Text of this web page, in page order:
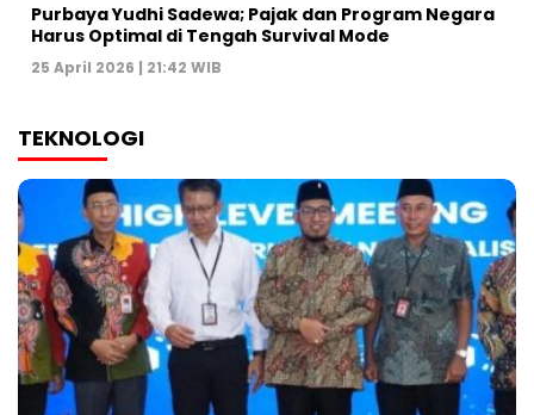
Purbaya Yudhi Sadewa; Pajak dan Program Negara
Harus Optimal di Tengah Survival Mode
25 April 2026 | 21:42 WIB
TEKNOLOGI